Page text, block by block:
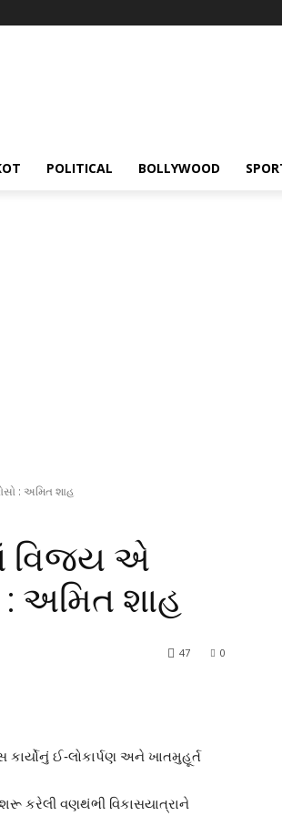
POLITICAL BOLLYWOOD
: અમિત શાહ
વિજય એ
: અમિત શાહ
0
47
કાર્યોનું ઈ-લોકાર્પણ અને ખાતમુહૂર્ત
કરેલી વણથંભી વિકાસયાત્રાને